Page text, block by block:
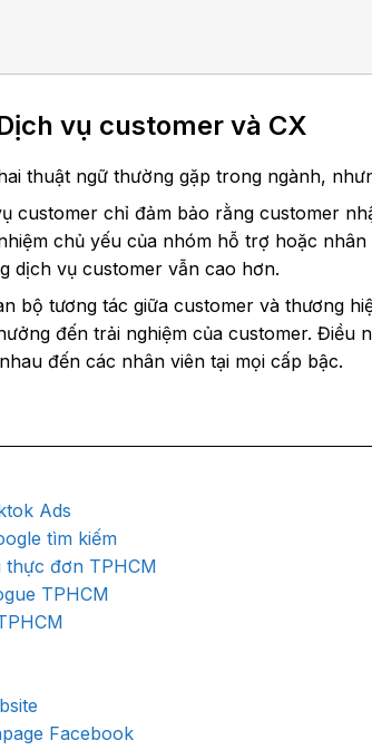
vụ customer và CX
thuật ngữ thường gặp trong ngành,
customer chỉ đảm bảo rằng customer
chủ yếu của nhóm hỗ trợ hoặc
dịch vụ customer vẫn cao hơn.
bộ tương tác giữa customer và thương
đến trải nghiệm của customer.
đến các nhân viên tại mọi cấp bậc.
Ads
tìm kiếm
thực đơn TPHCM
TPHCM
Facebook